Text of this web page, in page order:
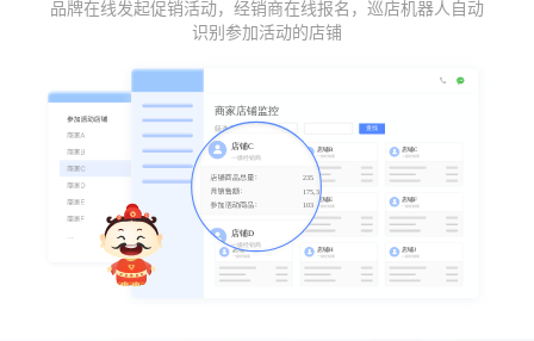
品牌在线发起促销活动，经销商在线报名，巡店机器人自动
识别参加活动的店铺